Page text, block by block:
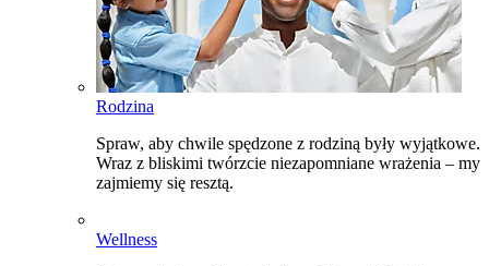
Rodzina
Spraw, aby chwile spędzone z rodziną były wyjątkowe.
Wraz z bliskimi twórzcie niezapomniane wrażenia – my
zajmiemy się resztą.
Wellness